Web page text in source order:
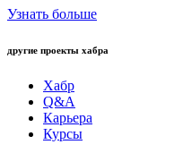
Узнать больше
другие проекты хабра
Хабр
Q&A
Карьера
Курсы